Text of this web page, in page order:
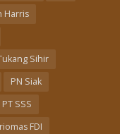
Harris
Sihir
PN Siak
PT SSS
FDI